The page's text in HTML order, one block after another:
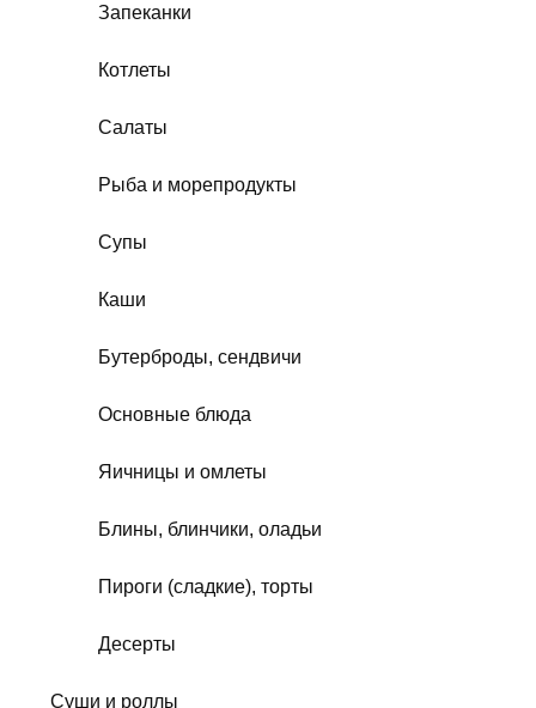
Запеканки
Котлеты
Салаты
Рыба и морепродукты
Супы
Каши
Бутерброды, сендвичи
Основные блюда
Яичницы и омлеты
Блины, блинчики, оладьи
Пироги (сладкие), торты
Десерты
Суши и роллы